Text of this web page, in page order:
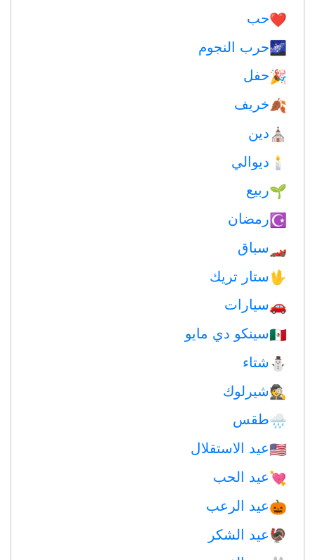
❤️️حب
🌌حرب النجوم
🎉حفل
🍂خريف
⛪️ دين
🕯 ديوالي
🌱ربيع
☪️رمضان
🏎 سباق
🖖ستار تريك
🚗سيارات
🇲🇽سينكو دي مايو
⛄ شتاء
🕵️شيرلوك
🌧طقس
🇺🇸عيد الاستقلال
💘عيد الحب
🎃عيد الرعب
🦃عيد الشكر